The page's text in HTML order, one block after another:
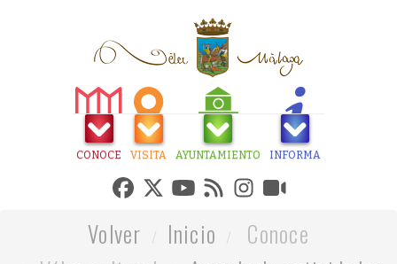
CONOCE VISITA AYUNTAMIENTO INFORMA
Volver Inicio
Conoce